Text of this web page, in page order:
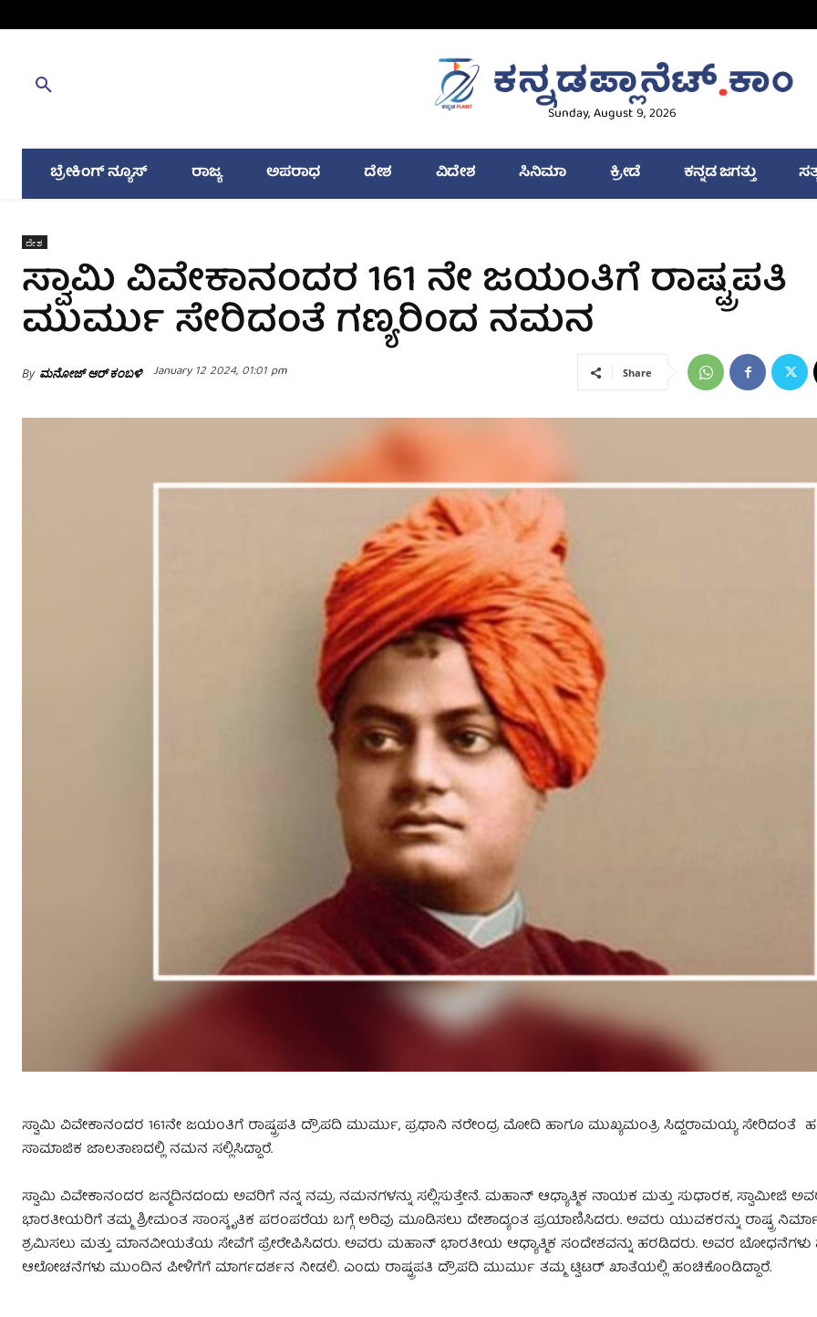
Sunday, August 9, 2026
ಬ್ರೇಕಿಂಗ್ ನ್ಯೂಸ್ ರಾಜ್ಯ ಅಪರಾಧ ದೇಶ ವಿದೇಶ ಸಿನಿಮಾ ಕ್ರೀಡೆ ಕನ್ನಡ ಜಗತ್ತು
ದೇಶ
ಸ್ವಾಮಿ ವಿವೇಕಾನಂದರ 161 ನೇ ಜಯಂತಿಗೆ ರಾಷ್ಟ್ರಪತಿ
ಮುರ್ಮು ಸೇರಿದಂತೆ ಗಣ್ಯರಿಂದ ನಮನ
By ಮನೋಜ್ ಆರ್ ಕಂಬಳಿ January 12 2024, 01:01 pm Share
ಸ್ವಾಮಿ ವಿವೇಕಾನಂದರ 161ನೇ ಜಯಂತಿಗೆ ರಾಷ್ಟ್ರಪತಿ ದ್ರೌಪದಿ ಮುರ್ಮು, ಪ್ರಧಾನಿ ನರೇಂದ್ರ ಮೋದಿ ಹಾಗೂ ಮುಖ್ಯಮಂತ್ರಿ ಸಿದ್ದರಾಮಯ್ಯ ಸೇರಿದಂತೆ
ಸಾಮಾಜಿಕ ಜಾಲತಾಣದಲ್ಲಿ ನಮನ ಸಲ್ಲಿಸಿದ್ದಾರೆ.
ಸ್ವಾಮಿ ವಿವೇಕಾನಂದರ ಜನ್ಮದಿನದಂದು ಅವರಿಗೆ ನನ್ನ ನಮ್ರ ನಮನಗಳನ್ನು ಸಲ್ಲಿಸುತ್ತೇನೆ. ಮಹಾನ್ ಆಧ್ಯಾತ್ಮಿಕ ನಾಯಕ ಮತ್ತು ಸುಧಾರಕ, ಸ್ವಾಮೀಜಿ
ಭಾರತೀಯರಿಗೆ ತಮ್ಮ ಶ್ರೀಮಂತ ಸಾಂಸ್ಕೃತಿಕ ಪರಂಪರೆಯ ಬಗ್ಗೆ ಅರಿವು ಮೂಡಿಸಲು ದೇಶಾದ್ಯಂತ ಪ್ರಯಾಣಿಸಿದರು. ಅವರು ಯುವಕರನ್ನು ರಾಷ್ಟ್ರ
ಶ್ರಮಿಸಲು ಮತ್ತು ಮಾನವೀಯತೆಯ ಸೇವೆಗೆ ಪ್ರೇರೇಪಿಸಿದರು. ಅವರು ಮಹಾನ್ ಭಾರತೀಯ ಆಧ್ಯಾತ್ಮಿಕ ಸಂದೇಶವನ್ನು ಹರಡಿದರು. ಅವರ ಬೋಧನೆಗಳು
ಆಲೋಚನೆಗಳು ಮುಂದಿನ ಪೀಳಿಗೆಗೆ ಮಾರ್ಗದರ್ಶನ ನೀಡಲಿ. ಎಂದು ರಾಷ್ಟ್ರಪತಿ ದ್ರೌಪದಿ ಮುರ್ಮು ತಮ್ಮ ಟ್ವಿಟರ್‌ ಖಾತೆಯಲ್ಲಿ ಹಂಚಿಕೊಂಡಿದ್ದಾರೆ.